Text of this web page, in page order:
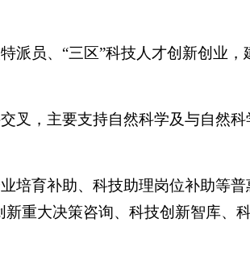
员、“三区”科技人才创新创业
叉，主要支持自然科学及与自然
培育补助、科技助理岗位补助等
重大决策咨询、科技创新智库、